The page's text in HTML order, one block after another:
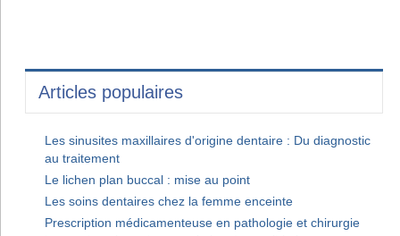
Articles populaires
Les sinusites maxillaires d'origine dentaire : Du diagnostic
au traitement
Le lichen plan buccal : mise au point
Les soins dentaires chez la femme enceinte
Prescription médicamenteuse en pathologie et chirurgie